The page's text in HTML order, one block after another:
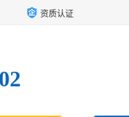
资质认证